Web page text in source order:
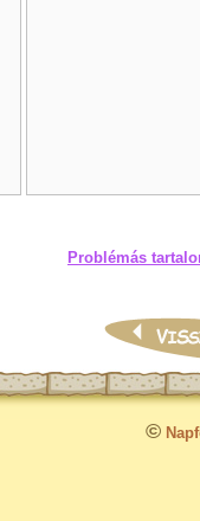
Problémás
©